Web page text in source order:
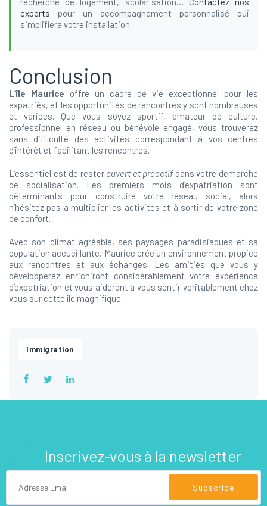
experts pour un accompagnement personnalisé qui
simplifiera votre installation.
Conclusion
L’île Maurice offre un cadre de vie exceptionnel pour les
expatriés, et les opportunités de rencontres y sont nombreuses
et variées. Que vous soyez sportif, amateur de culture,
professionnel en réseau ou bénévole engagé, vous trouverez
sans difficulté des activités correspondant à vos centres
d’intérêt et facilitant les rencontres.
L’essentiel est de rester ouvert et proactifdans votre démarche
de socialisation. Les premiers mois d’expatriation sont
déterminants pour construire votre réseau social, alors
n’hésitez pas à multiplier les activités et à sortir de votre zone
de confort.
Avec son climat agréable, ses paysages paradisiaques et sa
population accueillante, Maurice crée un environnement propice
aux rencontres et aux échanges. Les amitiés que vous y
développerez enrichiront considérablement votre expérience
d’expatriation et vous aideront à vous sentir véritablement chez
vous sur cette île magnifique.
Immigration
Inscrivez-vous à la newsletter